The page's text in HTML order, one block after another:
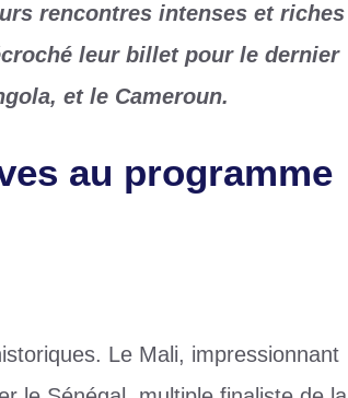
rencontres intenses et riches
leur billet pour le dernier
et le Cameroun.
au programme
Le Mali, impressionnant